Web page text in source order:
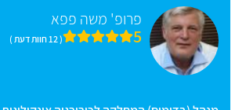
פרופ' משה פפא
5 ( 12 חוות דעת )